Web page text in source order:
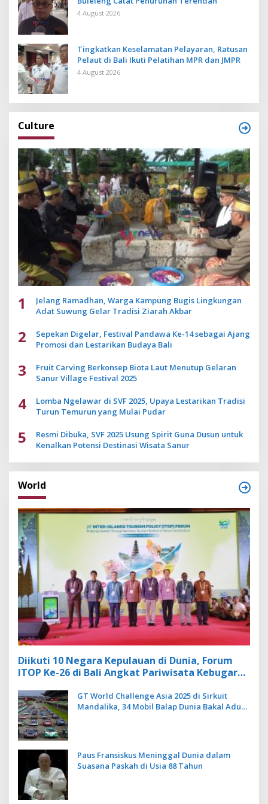
4 August 2026
Tingkatkan Keselamatan Pelayaran, Ratusan
Pelaut di Bali Ikuti Pelatihan MPR dan JMPR
4 August 2026
Culture
1
Jelang Ramadhan, Warga Kampung Bugis Lingkungan
Adat Suwung Gelar Tradisi Ziarah Akbar
2
Sepekan Digelar, Festival Pandawa Ke-14 sebagai Ajang
Promosi dan Lestarikan Budaya Bali
3
Fruit Carving Berkonsep Biota Laut Menutup Gelaran
Sanur Village Festival 2025
4
Lomba Ngelawar di SVF 2025, Upaya Lestarikan Tradisi
Turun Temurun yang Mulai Pudar
5
Resmi Dibuka, SVF 2025 Usung Spirit Guna Dusun untuk
Kenalkan Potensi Destinasi Wisata Sanur
World
Diikuti 10 Negara Kepulauan di Dunia, Forum
ITOP Ke-26 di Bali Angkat Pariwisata Kebugaran
GT World Challenge Asia 2025 di Sirkuit
Mandalika, 34 Mobil Balap Dunia Bakal Adu
Paus Fransiskus Meninggal Dunia dalam
Suasana Paskah di Usia 88 Tahun